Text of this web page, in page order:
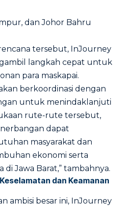
dan Johor Bahru
tersebut, InJourney
langkah cepat untuk
para maskapai.
berkoordinasi dengan
untuk menindaklanjuti
rute-rute tersebut,
dapat
masyarakat dan
ekonomi serta
di Jawa Barat,” tambahnya.
dan Keamanan
ambisi besar ini, InJourney